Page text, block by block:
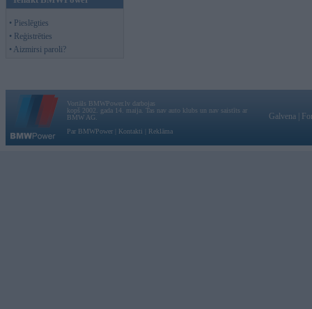
• Pieslēgties
• Reģistrēties
• Aizmirsi paroli?
Vortāls BMWPower.lv darbojas
kopš 2002. gada 14. maija. Tas nav auto klubs un nav saistīts ar
BMW AG.
Par BMWPower
Kontakti Reklāma
Galvena